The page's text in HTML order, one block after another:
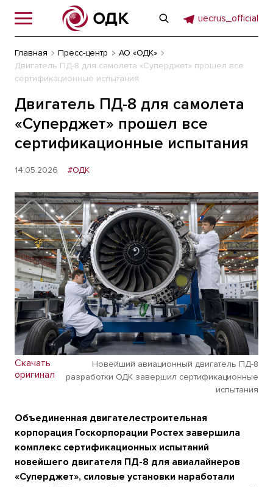
uecrus_official
Главная Пресс-центр
АО «ОДК»
Двигатель ПД-8 для самолета «Суперджет» прошел все
сертификационные испытания
Двигатель ПД-8 для самолета
«Суперджет» прошел все
сертификационные испытания
14.05.2026 #ОДК
Скачать
оригинал
Новейший авиационный двигатель ПД-8
разработки ОДК завершил сертификационные
испытания
Объединенная двигателестроительная
корпорация Госкорпорации Ростех завершила
комплекс сертификационных испытаний
новейшего двигателя ПД-8 для авиалайнеров
«Суперджет», силовые установки наработали